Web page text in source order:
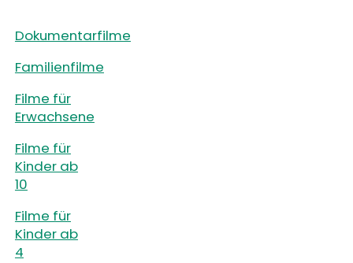
Dokumentarfilme
Familienfilme
Filme für
Erwachsene
Filme für
Kinder ab
10
Filme für
Kinder ab
4